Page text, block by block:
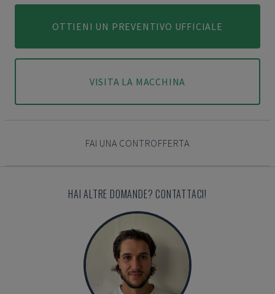
OTTIENI UN PREVENTIVO UFFICIALE
VISITA LA MACCHINA
FAI UNA CONTROFFERTA
HAI ALTRE DOMANDE? CONTATTACI!